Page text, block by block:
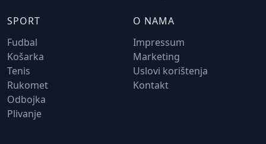
SPORT
Fudbal
Košarka
Tenis
Rukomet
Odbojka
Plivanje
O NAMA
Impressum
Marketing
Uslovi korištenja
Kontakt